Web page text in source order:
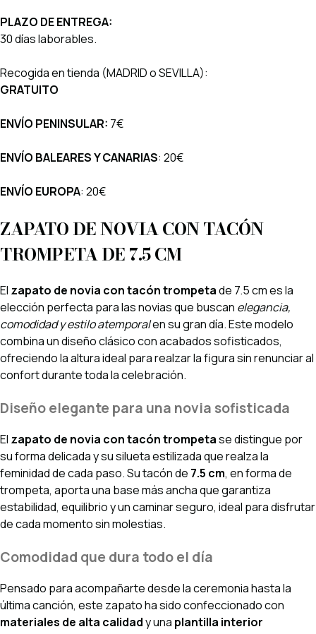
PLAZO DE ENTREGA:
30 días laborables.
Recogida en tienda (MADRID o SEVILLA):
GRATUITO
ENVÍO PENINSULAR: 7€
ENVÍO BALEARES Y CANARIAS: 20€
ENVÍO EUROPA: 20€
ZAPATO DE NOVIA CON TACÓN
TROMPETA DE 7.5 CM
El zapato de novia con tacón trompetade 7.5 cm es la
elección perfecta para las novias que buscan elegancia,
comodidad y estilo atemporalen su gran día. Este modelo
combina un diseño clásico con acabados sofisticados,
ofreciendo la altura ideal para realzar la figura sin renunciar al
confort durante toda la celebración.
Diseño elegante para una novia sofisticada
El zapato de novia con tacón trompetase distingue por
su forma delicada y su silueta estilizada que realza la
feminidad de cada paso. Su tacón de 7.5 cm, en forma de
trompeta, aporta una base más ancha que garantiza
estabilidad, equilibrio y un caminar seguro, ideal para disfrutar
de cada momento sin molestias.
Comodidad que dura todo el día
Pensado para acompañarte desde la ceremonia hasta la
última canción, este zapato ha sido confeccionado con
materiales de alta calidady una plantilla interior